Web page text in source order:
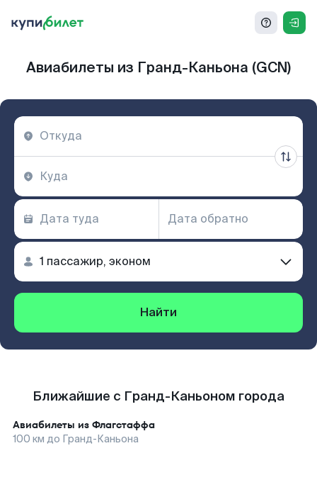
Авиабилеты из Гранд-Каньона (GCN)
Найти
Ближайшие с Гранд-Каньоном города
Авиабилеты из Флагстаффа
100 км до Гранд-Каньона